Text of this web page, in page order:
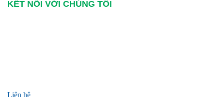
KẾT NỐI VỚI CHÚNG TÔI
Liên hệ